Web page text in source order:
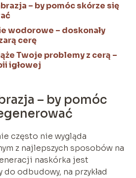
– by pomóc skórze się
wodorowe – doskonały
cerę
Twoje problemy z cerą –
igłowej
– by pomóc
często nie wygląda
z najlepszych sposobów na
naskórka jest
odbudowy, na przykład